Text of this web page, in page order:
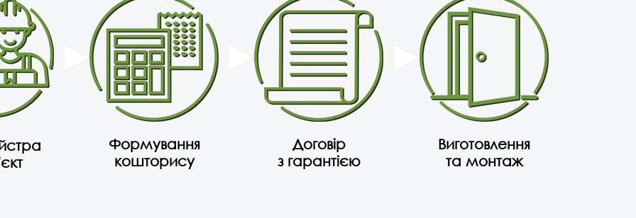
Формування
кошторису
Договір
з гарантією
Виготовлення
та монтаж